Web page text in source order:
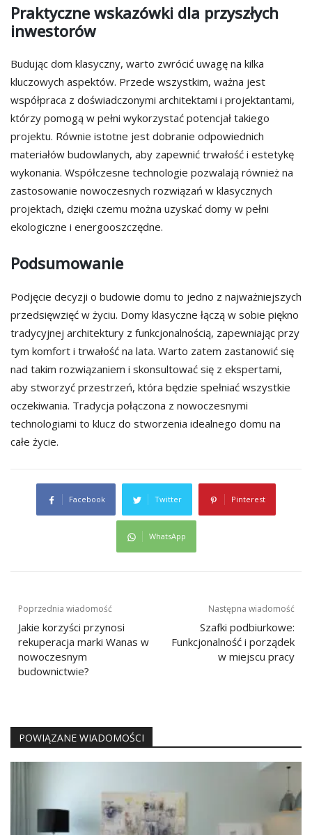
Praktyczne wskazówki dla przyszłych
inwestorów
Budując dom klasyczny, warto zwrócić uwagę na kilka
kluczowych aspektów. Przede wszystkim, ważna jest
współpraca z doświadczonymi architektami i projektantami,
którzy pomogą w pełni wykorzystać potencjał takiego
projektu. Równie istotne jest dobranie odpowiednich
materiałów budowlanych, aby zapewnić trwałość i estetykę
wykonania. Współczesne technologie pozwalają również na
zastosowanie nowoczesnych rozwiązań w klasycznych
projektach, dzięki czemu można uzyskać domy w pełni
ekologiczne i energooszczędne.
Podsumowanie
Podjęcie decyzji o budowie domu to jedno z najważniejszych
przedsięwzięć w życiu. Domy klasyczne łączą w sobie piękno
tradycyjnej architektury z funkcjonalnością, zapewniając przy
tym komfort i trwałość na lata. Warto zatem zastanowić się
nad takim rozwiązaniem i skonsultować się z ekspertami,
aby stworzyć przestrzeń, która będzie spełniać wszystkie
oczekiwania. Tradycja połączona z nowoczesnymi
technologiami to klucz do stworzenia idealnego domu na
całe życie.
Facebook Twitter Pinterest
WhatsApp
Nawigacja
wpisu
Poprzednia wiadomość
Jakie korzyści przynosi
rekuperacja marki Wanas w
nowoczesnym
budownictwie?
Następna wiadomość
Szafki podbiurkowe:
Funkcjonalność i porządek
w miejscu pracy
POWIĄZANE WIADOMOŚCI